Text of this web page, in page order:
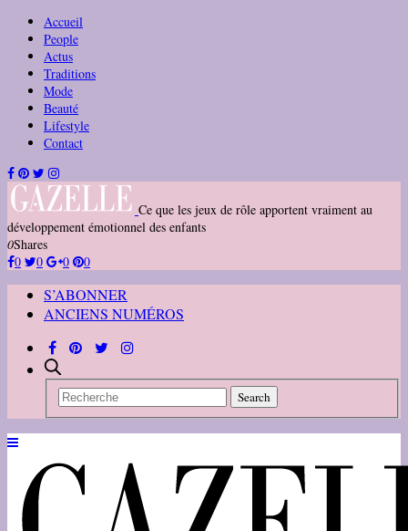
Accueil
People
Actus
Traditions
Mode
Beauté
Lifestyle
Contact
Ce que les jeux de rôle apportent vraiment au
développement émotionnel des enfants
0Shares
0
0 0 0
S’ABONNER
ANCIENS NUMÉROS